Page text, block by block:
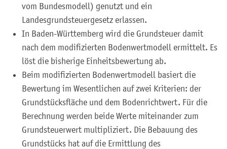
vom Bundesmodell) genutzt und ein
Landesgrundsteuergesetz erlassen.
In Baden-Württemberg wird die Grundsteuer damit
nach dem modifizierten Bodenwertmodell ermittelt. Es
löst die bisherige Einheitsbewertung ab.
Beim modifizierten Bodenwertmodell basiert die
Bewertung im Wesentlichen auf zwei Kriterien: der
Grundstücksfläche und dem Bodenrichtwert. Für die
Berechnung werden beide Werte miteinander zum
Grundsteuerwert multipliziert. Die Bebauung des
Grundstücks hat auf die Ermittlung des